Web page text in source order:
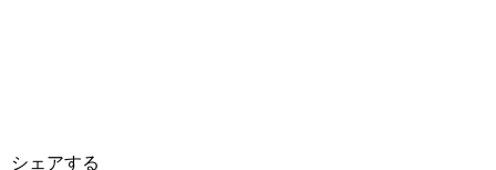
シェアする